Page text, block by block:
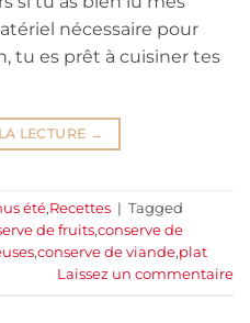
nécessaire pour
tu es prêt à cuisiner tes
LECTURE →
été,Recettes | Tagged
de fruits,conserve de
,conserve de viande,plat
Laissez un commentaire